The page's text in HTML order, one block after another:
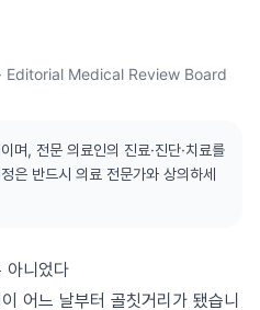
· Editorial Medical Review Board
며, 전문 의료인의 진료·진단·치료를
은 반드시 의료 전문가와 상의하세
아니었다
어느 날부터 골칫거리가 됐습니